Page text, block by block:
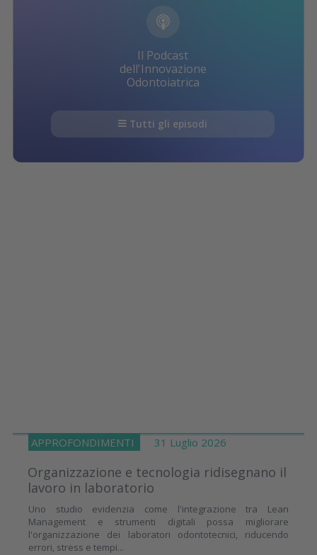
Il Podcast
dell'Innovazione
Odontoiatrica
Tutti gli episodi
APPROFONDIMENTI 31 Luglio 2026
Organizzazione e tecnologia ridisegnano il
lavoro in laboratorio
Uno studio evidenzia come l'integrazione tra Lean
Management e strumenti digitali possa migliorare
l'organizzazione dei laboratori odontotecnici, riducendo
errori, stress e tempi...